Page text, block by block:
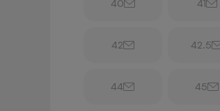
40 41
42 42.5
44 45